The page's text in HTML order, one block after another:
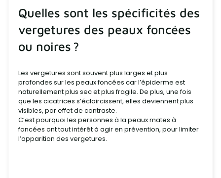
Quelles sont les spécificités des
vergetures des peaux foncées
ou noires ?
Les vergetures sont souvent plus larges et plus
profondes sur les peaux foncées car l’épiderme est
naturellement plus sec et plus fragile. De plus, une fois
que les cicatrices s’éclaircissent, elles deviennent plus
visibles, par effet de contraste.
C’est pourquoi les personnes à la peaux mates à
foncées ont tout intérêt à agir en prévention, pour limiter
l’apparition des vergetures.